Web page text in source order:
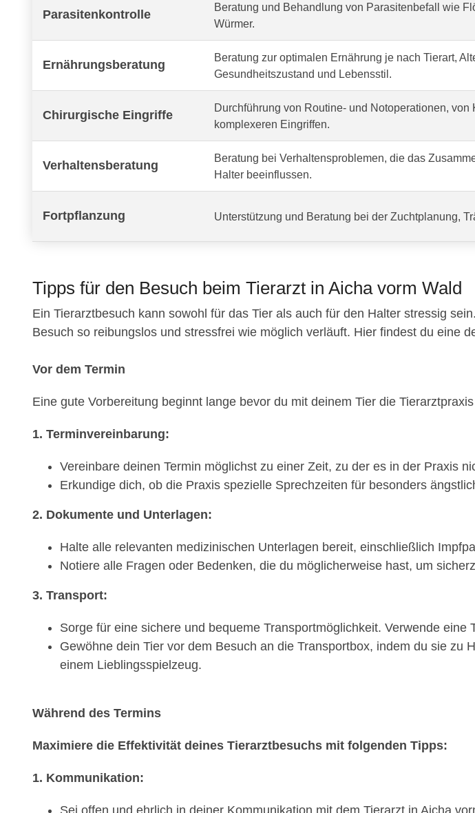
Parasitenkontrolle
Beratung und Behandlung von Parasitenbefall wie
Würmer.
Ernährungsberatung
Beratung zur optimalen Ernährung je nach Tierart,
Gesundheitszustand und Lebensstil.
Chirurgische Eingriffe
Durchführung von Routine- und Notoperationen, von
komplexeren Eingriffen.
Verhaltensberatung
Beratung bei Verhaltensproblemen, die das
Halter beeinflussen.
Fortpflanzung Unterstützung und Beratung bei der Zuchtplanung,
Tipps für den Besuch beim Tierarzt in Aicha vorm Wald
Ein Tierarztbesuch kann sowohl für das Tier als auch für den Halter stressig
Besuch so reibungslos und stressfrei wie möglich verläuft. Hier findest du eine
Vor dem Termin
Eine gute Vorbereitung beginnt lange bevor du mit deinem Tier die
1. Terminvereinbarung:
Vereinbare deinen Termin möglichst zu einer Zeit, zu der es in der Praxis
Erkundige dich, ob die Praxis spezielle Sprechzeiten für besonders
2. Dokumente und Unterlagen:
Halte alle relevanten medizinischen Unterlagen bereit, einschließlich
Notiere alle Fragen oder Bedenken, die du möglicherweise hast, um
3. Transport:
Sorge für eine sichere und bequeme Transportmöglichkeit. Verwende
Gewöhne dein Tier vor dem Besuch an die Transportbox, indem du sie
einem Lieblingsspielzeug.
Während des Termins
Maximiere die Effektivität deines Tierarztbesuchs mit folgenden Tipps:
1. Kommunikation: